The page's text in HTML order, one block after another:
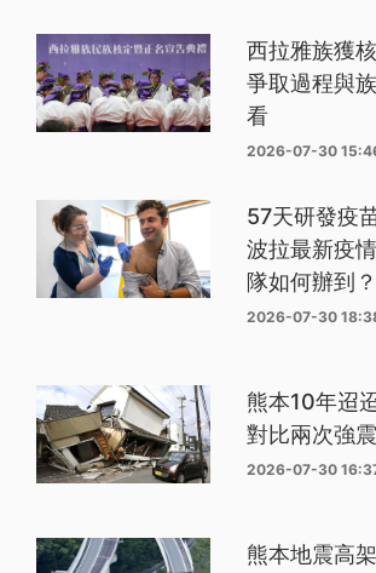
西拉雅族獲
爭取過程與
看
2026-07-30
57天研發疫
波拉最新疫
隊如何辦到？
2026-07-30
熊本10年迢
對比兩次強
2026-07-30
熊本地震高